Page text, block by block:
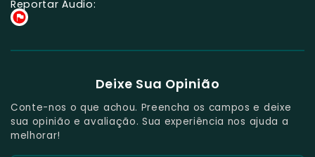
Reportar Áudio:
Deixe Sua Opinião
Conte-nos o que achou. Preencha os campos e deixe
sua opinião e avaliação. Sua experiência nos ajuda a
melhorar!